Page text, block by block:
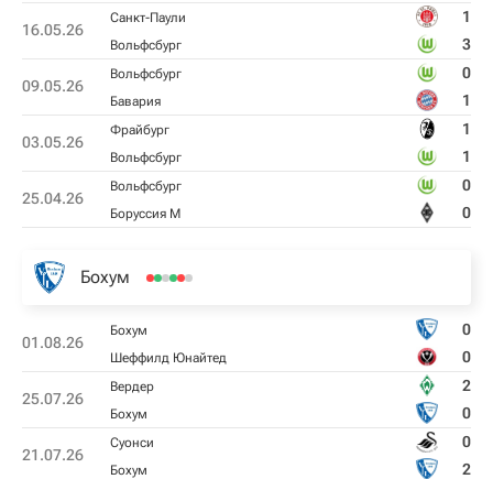
16.05.26
Санкт-Паули 1
Вольфсбург 3
09.05.26
Вольфсбург 0
Бавария 1
03.05.26
Фрайбург 1
Вольфсбург 1
25.04.26
Вольфсбург 0
Боруссия М 0
Бохум
01.08.26
Бохум 0
Шеффилд Юнайтед 0
25.07.26
Вердер 2
Бохум 0
21.07.26
Суонси 0
Бохум 2